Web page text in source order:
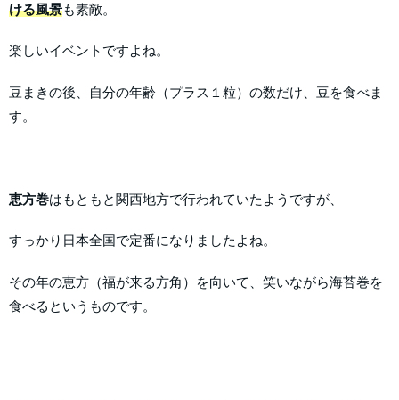
ける風景も素敵。
楽しいイベントですよね。
豆まきの後、自分の年齢（プラス１粒）の数だけ、豆を食べま
す。
恵方巻はもともと関西地方で行われていたようですが、
すっかり日本全国で定番になりましたよね。
その年の恵方（福が来る方角）を向いて、笑いながら海苔巻を
食べるというものです。